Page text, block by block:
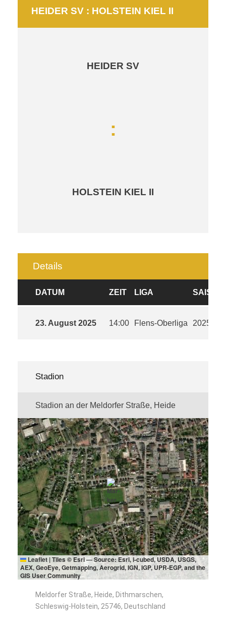
HEIDER SV : HOLSTEIN KIEL II
HEIDER SV
:
HOLSTEIN KIEL II
Details
DATUM ZEIT LIGA SAISON
23. August 2025 14:00 Flens-Oberliga 2025/26
Stadion
Stadion an der Meldorfer Straße, Heide
Leaflet |Tiles © Esri — Source: Esri, i-cubed, USDA, USGS,
AEX, GeoEye, Getmapping, Aerogrid, IGN, IGP, UPR-EGP, and the
GIS User Community
Meldorfer Straße, Heide, Dithmarschen,
Schleswig-Holstein, 25746, Deutschland